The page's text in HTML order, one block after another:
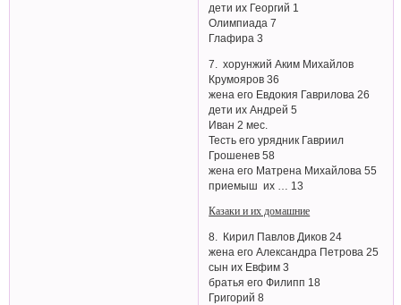
дети их Георгий 1
Олимпиада 7
Глафира 3
7. хорунжий Аким Михайлов
Крумояров 36
жена его Евдокия Гаврилова 26
дети их Андрей 5
Иван 2 мес.
Тесть его урядник Гавриил
Грошенев 58
жена его Матрена Михайлова 55
приемыш их … 13
Казаки и их домашние
8. Кирил Павлов Диков 24
жена его Александра Петрова 25
сын их Евфим 3
братья его Филипп 18
Григорий 8